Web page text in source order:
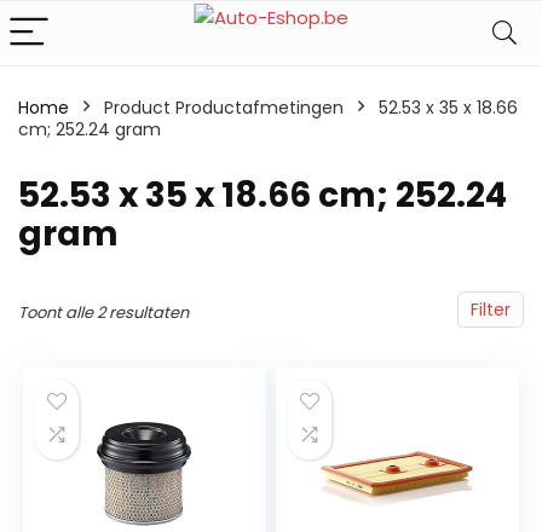
Home Product Productafmetingen
‎52.53 x 35 x 18.66
cm; 252.24 gram
‎52.53 x 35 x 18.66 cm; 252.24
gram
Filter
Toont alle 2 resultaten